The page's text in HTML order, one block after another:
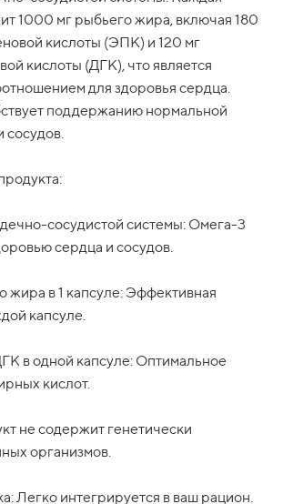
1000 мг рыбьего жира, включая 180
кислоты (ЭПК) и 120 мг
кислоты (ДГК), что является
для здоровья сердца.
поддержанию нормальной
сосудов.
сосудистой системы: Омега-3
сердца и сосудов.
жира в 1 капсуле: Эффективная
капсуле.
в одной капсуле: Оптимальное
кислот.
не содержит генетически
организмов.
Легко интегрируется в ваш рацион.